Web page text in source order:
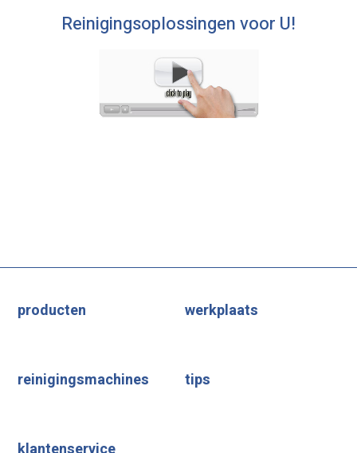
Reinigingsoplossingen voor U!
producten werkplaats
reinigingsmachines tips